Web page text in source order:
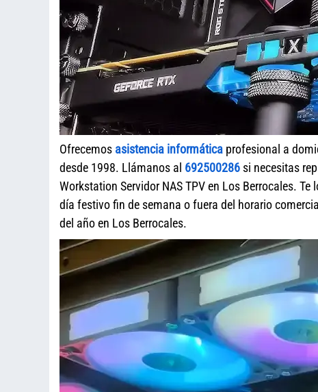
Ofrecemos asistencia informática profesional a
desde 1998. Llámanos al 692500286 si necesitas
Workstation Servidor NAS TPV en Los Berrocales.
día festivo fin de semana o fuera del horario
del año en Los Berrocales.